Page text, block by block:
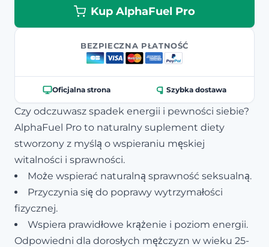
Kup AlphaFuel Pro
BEZPIECZNA PŁATNOŚĆ
Oficjalna strona Szybka dostawa
Czy odczuwasz spadek energii i pewności siebie?
AlphaFuel Pro to naturalny suplement diety
stworzony z myślą o wspieraniu męskiej
witalności i sprawności.
Może wspierać naturalną sprawność seksualną.
Przyczynia się do poprawy wytrzymałości
fizycznej.
Wspiera prawidłowe krążenie i poziom energii.
Odpowiedni dla dorosłych mężczyzn w wieku 25-